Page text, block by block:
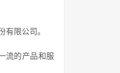
有限公司。
流的产品和服